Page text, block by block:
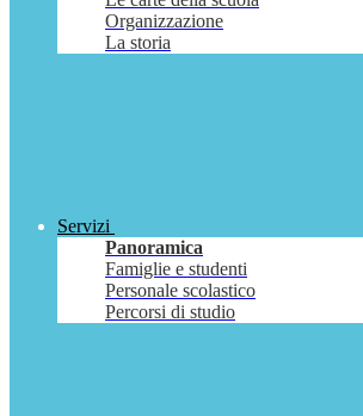
Organizzazione
La storia
Servizi
Panoramica
Famiglie e studenti
Personale scolastico
Percorsi di studio